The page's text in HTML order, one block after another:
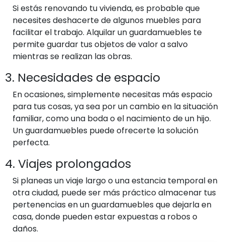
Si estás renovando tu vivienda, es probable que
necesites deshacerte de algunos muebles para
facilitar el trabajo. Alquilar un guardamuebles te
permite guardar tus objetos de valor a salvo
mientras se realizan las obras.
3. Necesidades de espacio
En ocasiones, simplemente necesitas más espacio
para tus cosas, ya sea por un cambio en la situación
familiar, como una boda o el nacimiento de un hijo.
Un guardamuebles puede ofrecerte la solución
perfecta.
4. Viajes prolongados
Si planeas un viaje largo o una estancia temporal en
otra ciudad, puede ser más práctico almacenar tus
pertenencias en un guardamuebles que dejarla en
casa, donde pueden estar expuestas a robos o
daños.